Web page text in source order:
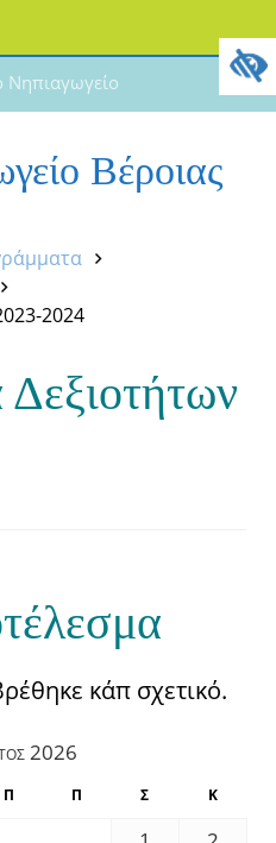
Νηπιαγωγείο
Βέροιας
2024
κάπ σχετικό.
2026
Π Π Σ Κ